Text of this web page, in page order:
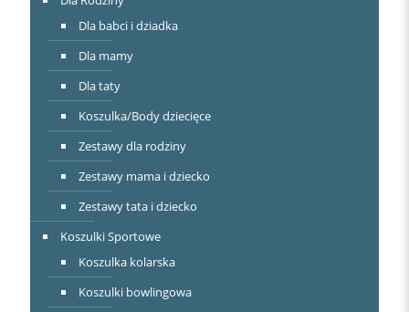
Dla babci i dziadka
Dla mamy
Dla taty
Koszulka/Body dziecięce
Zestawy dla rodziny
Zestawy mama i dziecko
Zestawy tata i dziecko
Koszulki Sportowe
Koszulka kolarska
Koszulki bowlingowa